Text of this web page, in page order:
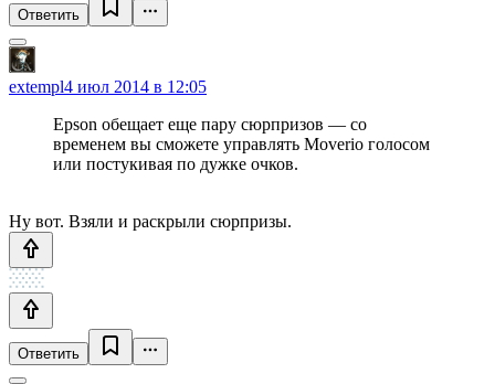
Ответить
extempl4 июл 2014 в 12:05
Epson обещает еще пару сюрпризов — со
временем вы сможете управлять Moverio голосом
или постукивая по дужке очков.
Ну вот. Взяли и раскрыли сюрпризы.
Ответить